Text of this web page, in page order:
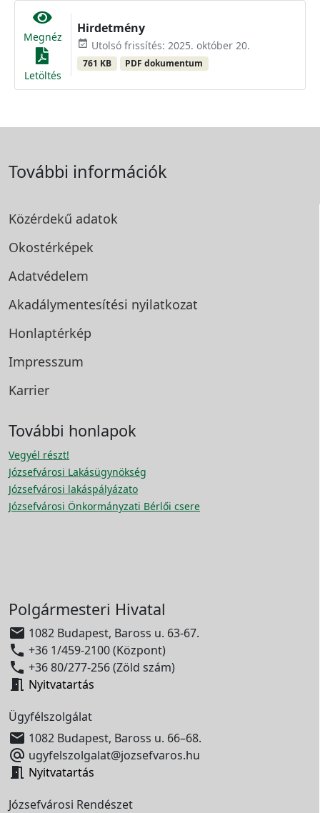
Megnéz
Letöltés
Hirdetmény
event_available Utolsó frissítés: 2025. október 20.
761 KB PDF dokumentum
További információk
Közérdekű adatok
Okostérképek
Adatvédelem
Akadálymentesítési nyilatkozat
Honlaptérkép
Impresszum
Karrier
További honlapok
Vegyél részt!
Józsefvárosi Lakásügynökség
Józsefvárosi lakáspályázato
Józsefvárosi Önkormányzati Bérlői csere
Polgármesteri Hivatal
 1082 Budapest, Baross u. 63-67.
 +36 1/459-2100 (Központ)
 +36 80/277-256 (Zöld szám)
 Nyitvatartás
Ügyfélszolgálat
 1082 Budapest, Baross u. 66–68.
 ugyfelszolgalat@jozsefvaros.hu
 Nyitvatartás
Józsefvárosi Rendészet